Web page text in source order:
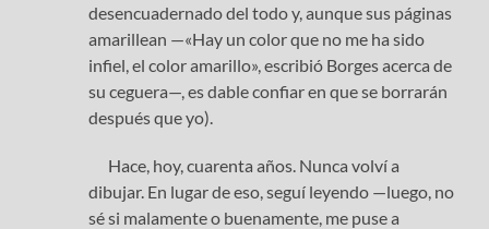
desencuadernado del todo y, aunque sus páginas
amarillean —«Hay un color que no me ha sido
infiel, el color amarillo», escribió Borges acerca de
su ceguera—, es dable confiar en que se borrarán
después que yo).
Hace, hoy, cuarenta años. Nunca volví a
dibujar. En lugar de eso, seguí leyendo —luego, no
sé si malamente o buenamente, me puse a